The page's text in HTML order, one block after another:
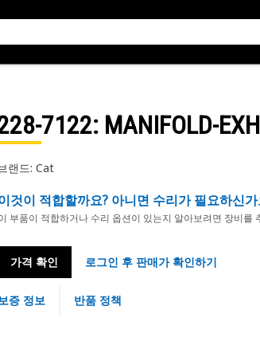
7122: MANIFOLD-EXH
랜드: Cat
것이 적합할까요? 아니면 수리가 필요하신가
부품이 적합하거나 수리 옵션이 있는지 알아보려면 장비를
가격 확인 로그인 후 판매가 확인하기
증 정보 반품 정책